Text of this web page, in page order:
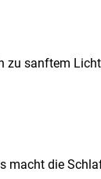
zu sanftem
macht die